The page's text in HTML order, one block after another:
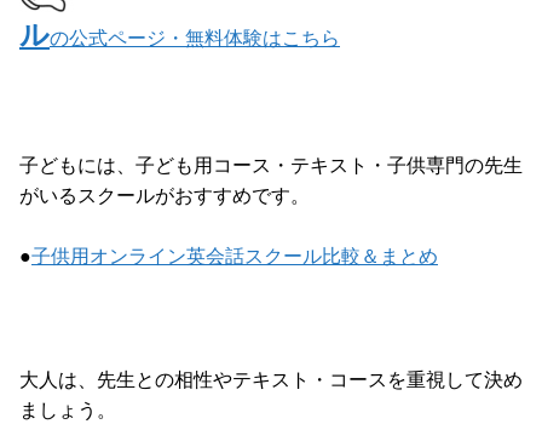
ルの公式ページ・無料体験はこちら
子どもには、子ども用コース・テキスト・子供専門の先生
がいるスクールがおすすめです。
●子供用オンライン英会話スクール比較＆まとめ
大人は、先生との相性やテキスト・コースを重視して決め
ましょう。